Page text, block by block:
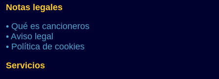
Notas legales
• Qué es cancioneros
• Aviso legal
• Política de cookies
Servicios